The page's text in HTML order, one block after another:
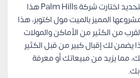
على طريق البوليفار بالتحديد اختارت شركة Palm Hills هذا
المميز بالميت مول اكتوبر، هذا
من الكثير من الأماكن والمولات
يضمن لك إقبال كبير من قبل الكثير
مما يزيد من مبيعاتك أو معرفة
بك.